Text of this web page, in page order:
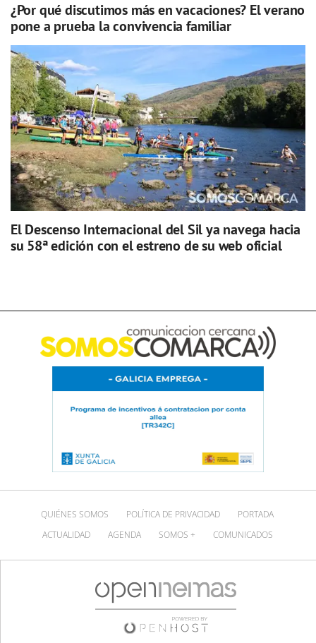
¿Por qué discutimos más en vacaciones? El verano
pone a prueba la convivencia familiar
El Descenso Internacional del Sil ya navega hacia
su 58ª edición con el estreno de su web oficial
QUIÉNES SOMOS POLÍTICA DE PRIVACIDAD
PORTADA
ACTUALIDAD
AGENDA SOMOS + COMUNICADOS